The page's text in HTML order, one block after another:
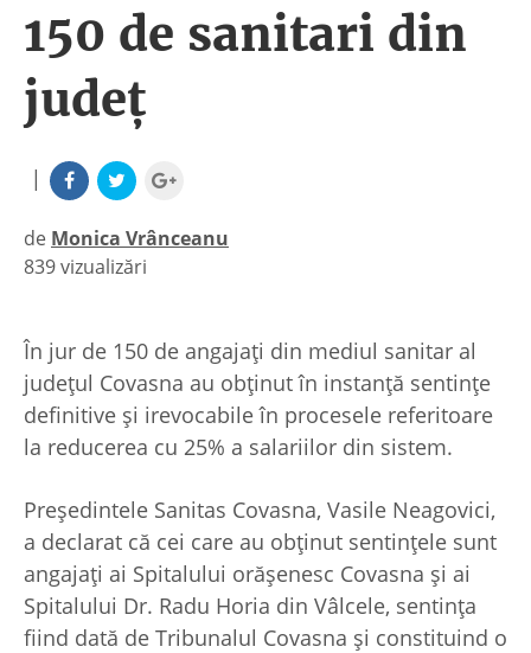
150 de sanitari din
județ
|
de Monica Vrânceanu
|
839 vizualizări
În jur de 150 de angajați din mediul sanitar al
județul Covasna au obținut în instanță sentințe
definitive și irevocabile în procesele referitoare
la reducerea cu 25% a salariilor din sistem.
Președintele Sanitas Covasna, Vasile Neagovici,
a declarat că cei care au obținut sentințele sunt
angajați ai Spitalului orășenesc Covasna și ai
Spitalului Dr. Radu Horia din Vâlcele, sentința
fiind dată de Tribunalul Covasna și constituind o